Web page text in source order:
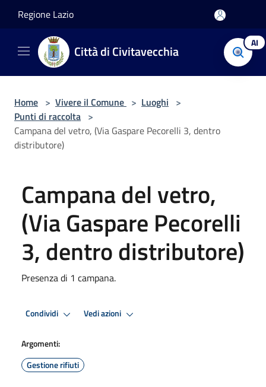
Regione Lazio
Città di Civitavecchia AI
Home > Vivere il Comune > Luoghi >
Punti di raccolta >
Campana del vetro, (Via Gaspare Pecorelli 3, dentro
distributore)
Campana del vetro,
(Via Gaspare Pecorelli
3, dentro distributore)
Presenza di 1 campana.
Condividi Vedi azioni
Argomenti:
Gestione rifiuti